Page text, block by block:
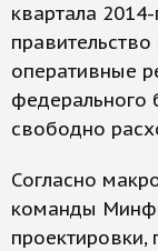
квартала
оперативные
федерального
свободно
Согласно
команды
проектировки,